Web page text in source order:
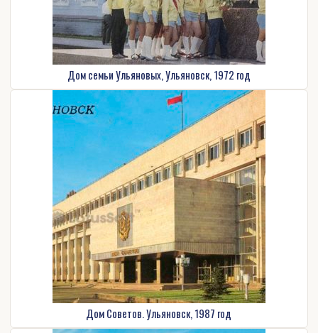
Дом семьи Ульяновых, Ульяновск, 1972 год
Дом Советов. Ульяновск, 1987 год